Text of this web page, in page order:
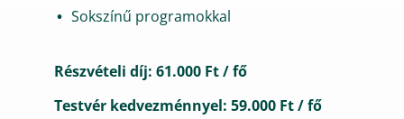
Sokszínű programokkal
Részvételi díj: 61.000 Ft / fő
Testvér kedvezménnyel: 59.000 Ft / fő